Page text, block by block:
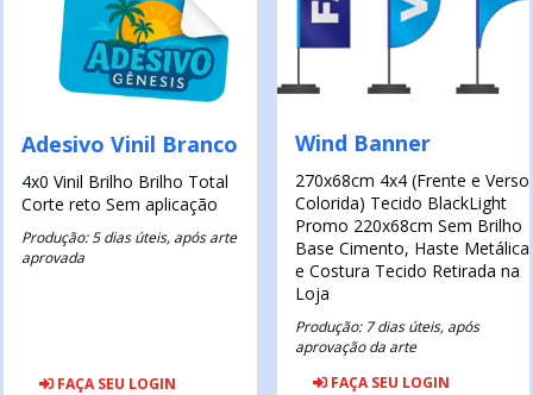
Adesivo Vinil Branco
4x0 Vinil Brilho Brilho Total
Corte reto Sem aplicação
Produção: 5 dias úteis, após arte
aprovada
FAÇA SEU LOGIN
Wind Banner
270x68cm 4x4 (Frente e Verso
Colorida) Tecido BlackLight
Promo 220x68cm Sem Brilho
Base Cimento, Haste Metálica
e Costura Tecido Retirada na
Loja
Produção: 7 dias úteis, após
aprovação da arte
FAÇA SEU LOGIN